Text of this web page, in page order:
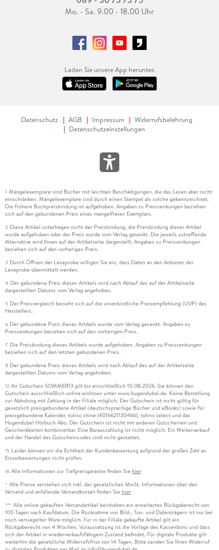
18. 1 . . . Prozeduraler Ansatz . . . 794
18. 2 . . . Geometry Node Editor . . . 800
18. 4 . . . Spreadsheet Editor . . . 809
18. 5 . . . Simulation Zone . . . 811
19. 2D-Animation . . . 841
19. 2 . . . Arbeitsmodi für Grease Pencil . . . 850
19. 3 . . . Animation in Grease Pencil . . . 855
20. Rendering . . . 865
20. 1 . . . Allgemeine Render-Einstellungen . . . 866
20. 2 . . . Workbench . . . 873
20. 3 . . . EEVEE . . . 874
20. 4 . . . Cycles . . . 885
20. 5 . . . Color Management . . . 895
20. 6 . . . Non-Photorealistic Rendering (NPR) . . . 897
21. Compositing . . . 901
21. 1 . . . View Layer . . . 902
21. 2 . . . Passes . . . 904
21. 3 . . . Compositing-Nodes . . . 914
22. Schnitt und Ton . . . 933
22. 1 . . . Strips und Channels . . . 934
22. 2 . . . Modifier und Effekte . . . 942
23. Import und Export . . . 953
23. 1 . . . Import . . . 953
23. 2 . . . Export . . . 956
Index . . . 969
Mo. - Sa. 9.00 - 18.00 Uhr
Laden Sie unsere App herunter.
Datenschutz AGB Impressum
Widerrufsbelehrung
Datenschutzeinstellungen
1 Mängelexemplare sind Bücher mit leichten Beschädigungen, die das Lesen aber nicht
einschränken. Mängelexemplare sind durch einen Stempel als solche gekennzeichnet.
Die frühere Buchpreisbindung ist aufgehoben. Angaben zu Preissenkungen beziehen
sich auf den gebundenen Preis eines mangelfreien Exemplars.
2 Diese Artikel unterliegen nicht der Preisbindung, die Preisbindung dieser Artikel
wurde aufgehoben oder der Preis wurde vom Verlag gesenkt. Die jeweils zutreffende
Alternative wird Ihnen auf der Artikelseite dargestellt. Angaben zu Preissenkungen
beziehen sich auf den vorherigen Preis.
3 Durch Öffnen der Leseprobe willigen Sie ein, dass Daten an den Anbieter der
Leseprobe übermittelt werden.
4 Der gebundene Preis dieses Artikels wird nach Ablauf des auf der Artikelseite
dargestellten Datums vom Verlag angehoben.
5 Der Preisvergleich bezieht sich auf die unverbindliche Preisempfehlung (UVP) des
Herstellers.
6 Der gebundene Preis dieses Artikels wurde vom Verlag gesenkt. Angaben zu
Preissenkungen beziehen sich auf den vorherigen Preis.
7 Die Preisbindung dieses Artikels wurde aufgehoben. Angaben zu Preissenkungen
beziehen sich auf den letzten gebundenen Preis.
8 Der gebundene Preis dieses Artikels wird nach Ablauf des auf der Artikelseite
dargestellten Datums vom Verlag angehoben.
12 Ihr Gutschein SOMMER13 gilt bis einschließlich 10.08.2026. Sie können den
Gutschein ausschließlich online einlösen unter www.hugendubel.de. Keine Bestellung
zur Abholung mit Zahlung in der Filiale möglich. Der Gutschein ist nicht gültig für
gesetzlich preisgebundene Artikel (deutschsprachige Bücher und eBooks) sowie für
preisgebundene Kalender, tolino shine (4016621130466), tolino select und das
Hugendubel Hörbuch Abo. Der Gutschein ist nicht mit anderen Gutscheinen und
Geschenkkarten kombinierbar. Eine Barauszahlung ist nicht möglich. Ein Weiterverkauf
und der Handel des Gutscheincodes sind nicht gestattet.
15 Leider können wir die Echtheit der Kundenbewertung aufgrund der großen Zahl an
Einzelbewertungen nicht prüfen.
16 Alle Informationen zur Tiefpreisgarantie finden Sie hier
* Alle Preise verstehen sich inkl. der gesetzlichen MwSt. Informationen über den
Versand und anfallende Versandkosten finden Sie hier
*** Alle online gekauften Versandartikel beinhalten ein erweitertes Rückgaberecht von
100 Tagen nach Kaufdatum. Die Rücknahme von Bild-, Ton- und Datenträgern ist nur bei
noch versiegelter Ware möglich. Für in der Filiale gekaufte Artikel gilt ein
Rückgaberecht von 4 Wochen. Voraussetzung ist die Vorlage des Kassenbons und dass
sich der Artikel in wiederverkaufsfähigem Zustand befindet. Für digitale Produkte gilt
weiterhin die gesetzliche Widerrufsfrist von 14 Tagen. Bitte senden Sie Ihren Widerruf